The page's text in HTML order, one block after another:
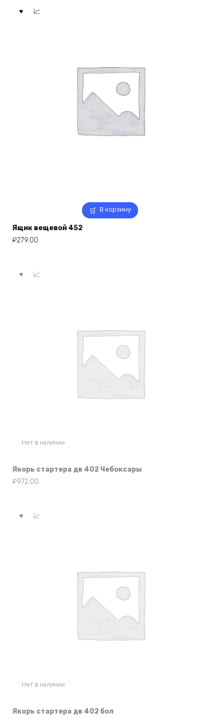
В корзину
Ящик вещевой 452
₽279.00
Нет в наличии
Якорь стартера дв 402 Чебоксары
₽972.00
Нет в наличии
Якорь стартера дв 402 бол